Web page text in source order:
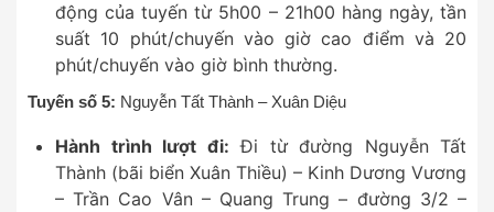
động của tuyến từ 5h00 – 21h00 hàng ngày, tần
suất 10 phút/chuyến vào giờ cao điểm và 20
phút/chuyến vào giờ bình thường.
Tuyến số 5: Nguyễn Tất Thành – Xuân Diệu
Hành trình lượt đi: Đi từ đường Nguyễn Tất
Thành (bãi biển Xuân Thiều) – Kinh Dương Vương
– Trần Cao Vân – Quang Trung – đường 3/2 –